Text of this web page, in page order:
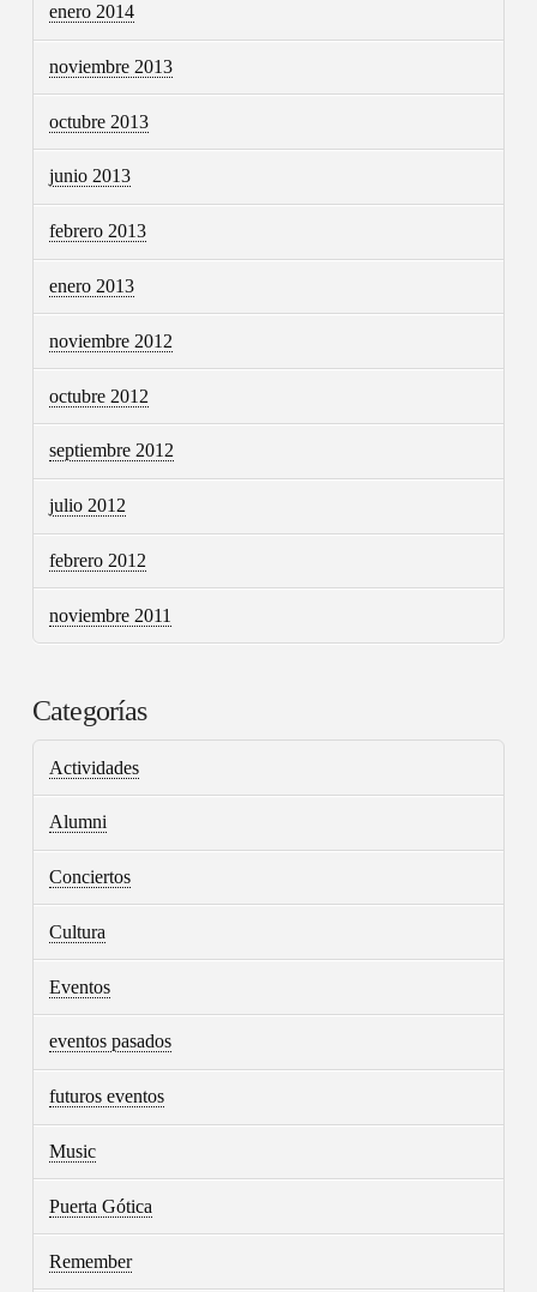
enero 2014
noviembre 2013
octubre 2013
junio 2013
febrero 2013
enero 2013
noviembre 2012
octubre 2012
septiembre 2012
julio 2012
febrero 2012
noviembre 2011
Categorías
Actividades
Alumni
Conciertos
Cultura
Eventos
eventos pasados
futuros eventos
Music
Puerta Gótica
Remember